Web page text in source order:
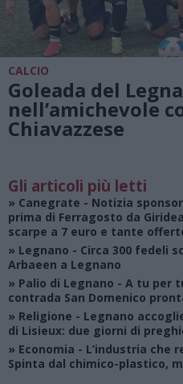
CALCIO
Goleada del
nell’amichevole
Chiavazzese
Gli articoli più letti
» Canegrate - Notizia
prima di Ferragosto da
scarpe a 7 euro e tante
» Legnano - Circa 300 fedeli
Arbaeen a Legnano
» Palio di Legnano - A tu per
contrada San Domenico
» Religione - Legnano
di Lisieux: due giorni di
» Economia - L’industria che
Spinta dal chimico-plastico,